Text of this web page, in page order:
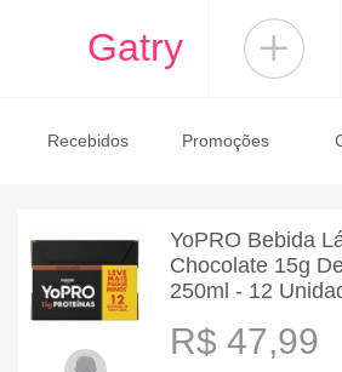
Gatry
Recebidos Promoções
YoPRO Bebida
Chocolate 15g
250ml - 12
R$ 47,99